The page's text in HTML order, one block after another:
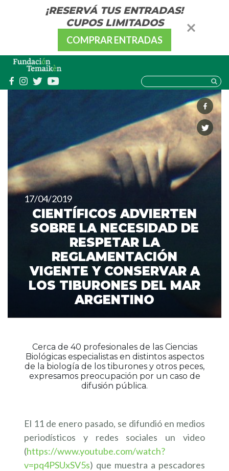
¡RESERVÁ TUS ENTRADAS!
CUPOS LIMITADOS
COMPRAR ENTRADAS
17/04/2019
CIENTÍFICOS ADVIERTEN
SOBRE LA NECESIDAD DE
RESPETAR LA
REGLAMENTACIÓN
VIGENTE Y CONSERVAR A
LOS TIBURONES DEL MAR
ARGENTINO
Cerca de 40 profesionales de las Ciencias
Biológicas especialistas en distintos aspectos
de la biología de los tiburones y otros peces,
expresamos preocupación por un caso de
difusión pública.
El 11 de enero pasado, se difundió en medios
periodísticos y redes sociales un video
(https://www.youtube.com/watch?
v=pq4PSUxSV5s) que muestra a pescadores